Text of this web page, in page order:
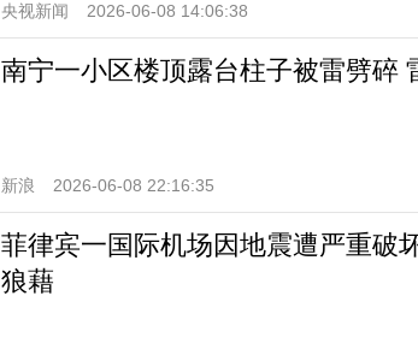
央视新闻 2026-06-08 14:06:38
南宁一小区楼顶露台柱子被雷劈碎
新浪 2026-06-08 22:16:35
菲律宾一国际机场因地震遭严重破
狼藉